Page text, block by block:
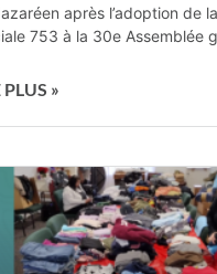
après l’adoption de
753 à la 30e Assemblée
PLUS »